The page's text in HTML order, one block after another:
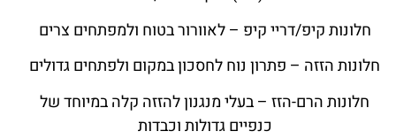
חלונות קיפ/דריי קיפ – לאוורור בטוח ולמפתחים צרים
הזזה – פתרון נוח לחסכון במקום ולפתחים גדולים
חלונות הרם-הזז – בעלי מנגנון להזזה קלה במיוחד של
כנפיים גדולות וכבדות